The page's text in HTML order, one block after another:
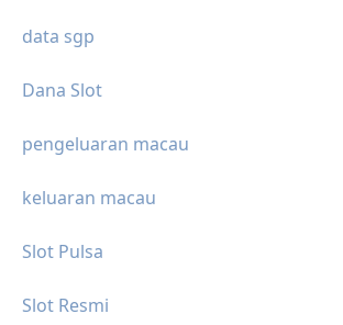
data sgp
Dana Slot
pengeluaran macau
keluaran macau
Slot Pulsa
Slot Resmi